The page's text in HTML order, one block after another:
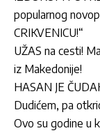
popularnog
CRIKVENICU!“
UŽAS na cesti!
iz Makedonije!
HASAN JE
Dudićem, pa
Ovo su godine u